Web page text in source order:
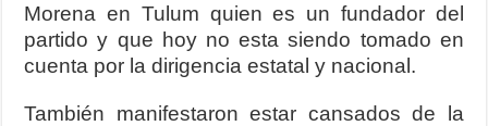
Morena en Tulum quien es un fundador del
partido y que hoy no esta siendo tomado en
cuenta por la dirigencia estatal y nacional.
También manifestaron estar cansados de la